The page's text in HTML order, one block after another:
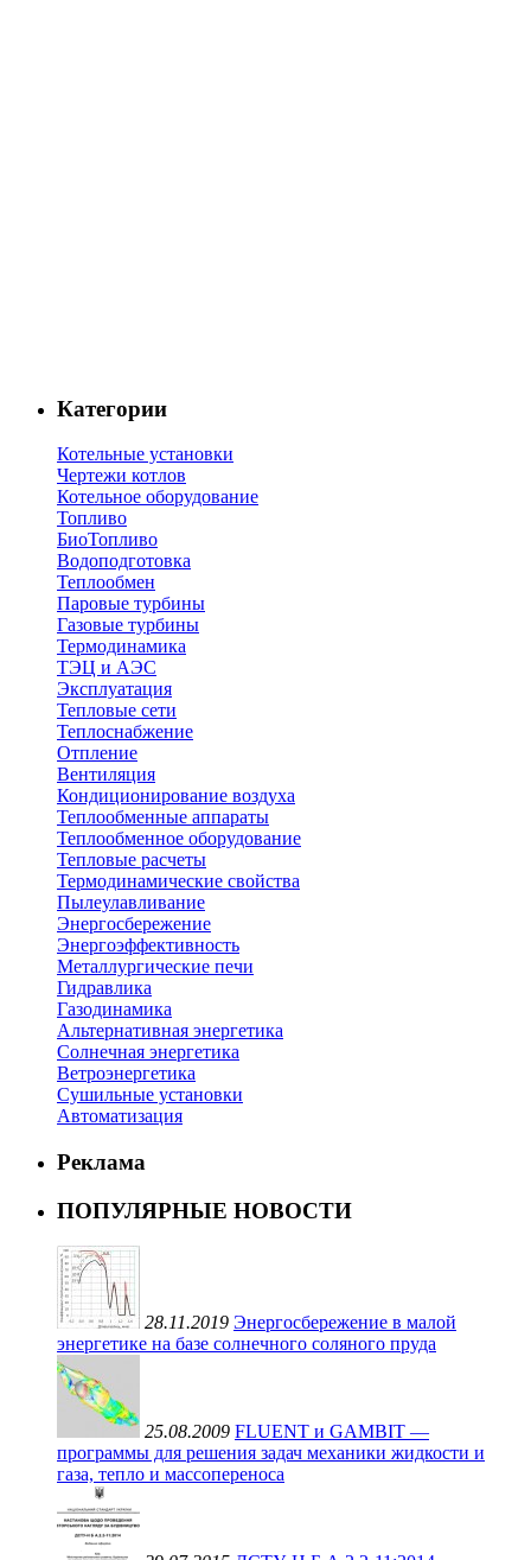
Категории
Котельные установки
Чертежи котлов
Котельное оборудование
Топливо
БиоТопливо
Водоподготовка
Теплообмен
Паровые турбины
Газовые турбины
Термодинамика
ТЭЦ и АЭС
Эксплуатация
Тепловые сети
Теплоснабжение
Отпление
Вентиляция
Кондиционирование воздуха
Теплообменные аппараты
Теплообменное оборудование
Тепловые расчеты
Термодинамические свойства
Пылеулавливание
Энергосбережение
Энергоэффективность
Металлургические печи
Гидравлика
Газодинамика
Альтернативная энергетика
Солнечная энергетика
Ветроэнергетика
Сушильные установки
Автоматизация
Реклама
ПОПУЛЯРНЫЕ НОВОСТИ
28.11.2019 Энергосбережение в малой
энергетике на базе солнечного соляного пруда
25.08.2009 FLUENT и GAMBIT —
программы для решения задач механики жидкости и
газа, тепло и массопереноса